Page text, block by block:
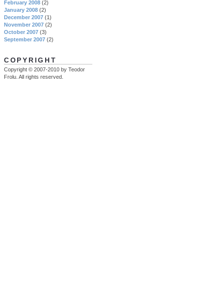
February 2008 (2)
January 2008 (2)
December 2007 (1)
November 2007 (2)
October 2007 (3)
September 2007 (2)
COPYRIGHT
Copyright © 2007-2010 by Teodor
Frolu. All rights reserved.